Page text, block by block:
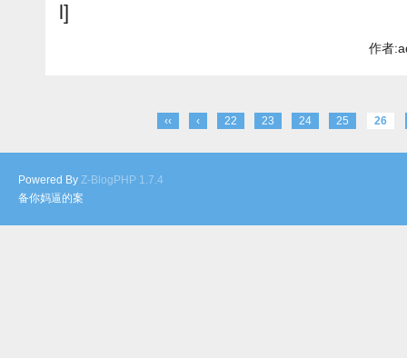
l]
作者
‹‹ ‹ 22 23 24 25 26
Powered By Z-BlogPHP 1.7.4
备你妈逼的案